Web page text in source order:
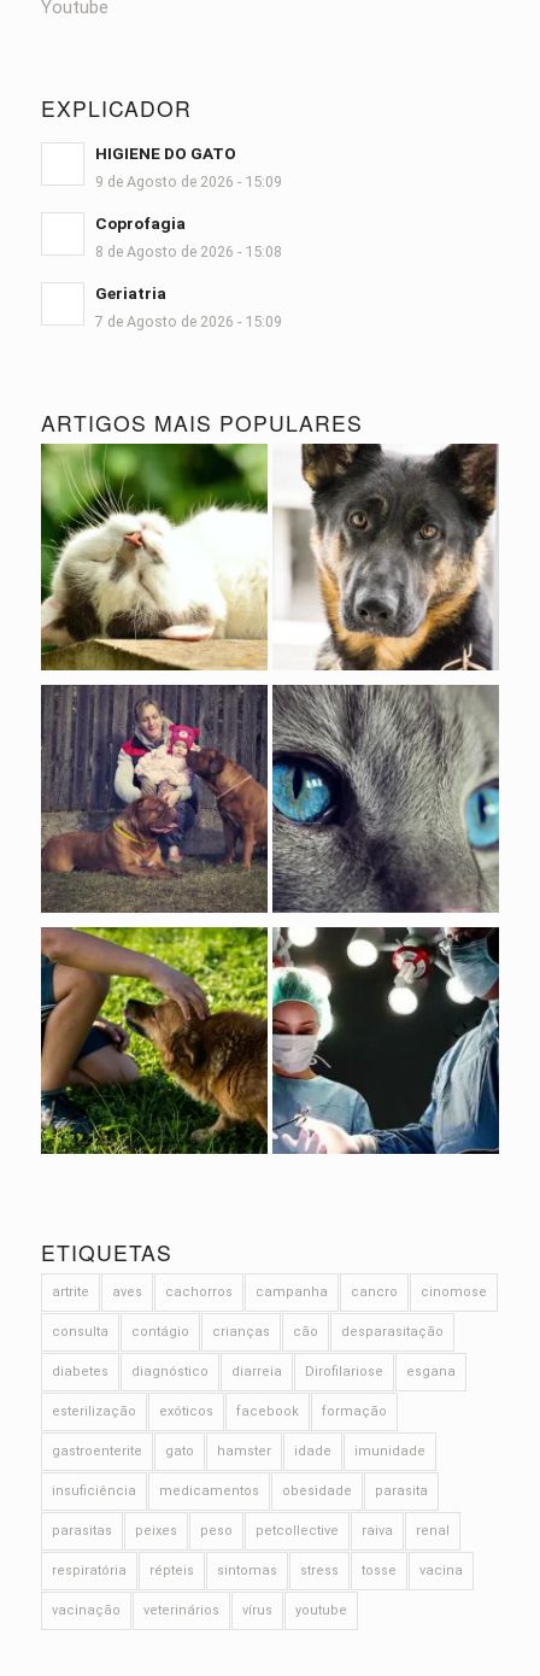
Youtube
EXPLICADOR
HIGIENE DO GATO
9 de Agosto de 2026 - 15:09
Coprofagia
8 de Agosto de 2026 - 15:08
Geriatria
7 de Agosto de 2026 - 15:09
ARTIGOS MAIS POPULARES
ETIQUETAS
artrite aves cachorros campanha cancro cinomose
consulta contágio crianças cão desparasitação
diabetes diagnóstico diarreia Dirofilariose esgana
esterilização exóticos facebook formação
gastroenterite gato hamster idade imunidade
insuficiência medicamentos obesidade parasita
parasitas peixes peso petcollective raiva renal
respiratória répteis sintomas stress tosse vacina
vacinação veterinários vírus youtube